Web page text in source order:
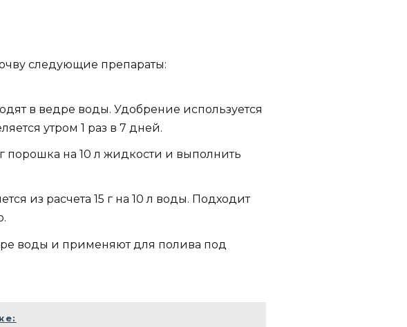
следующие препараты:
в ведре воды. Удобрение используется
утром 1 раз в 7 дней.
порошка на 10 л жидкости и выполнить
из расчета 15 г на 10 л воды. Подходит
воды и применяют для полива под